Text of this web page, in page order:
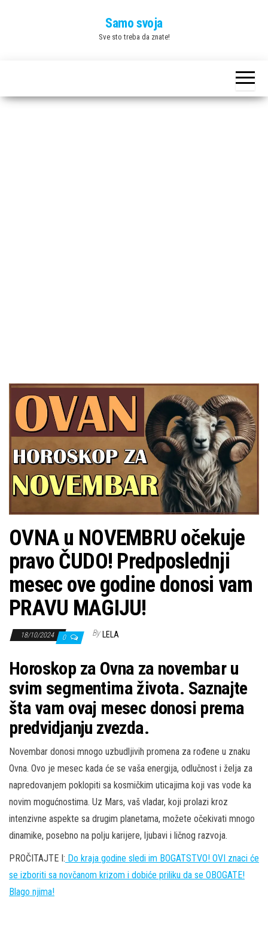
Samo svoja
Sve sto treba da znate!
OVNA u NOVEMBRU očekuje
pravo ČUDO! Predposlednji
mesec ove godine donosi vam
PRAVU MAGIJU!
18/10/2024 0 By LELA
Horoskop za Ovna za novembar u
svim segmentima života. Saznajte
šta vam ovaj mesec donosi prema
predvidjanju zvezda.
Novembar donosi mnogo uzbudljivih promena za rođene u znaku
Ovna. Ovo je mesec kada će se vaša energija, odlučnost i želja za
napredovanjem poklopiti sa kosmičkim uticajima koji vas vode ka
novim mogućnostima. Uz Mars, vaš vladar, koji prolazi kroz
intenzivne aspekte sa drugim planetama, možete očekivati mnogo
dinamike, posebno na polju karijere, ljubavi i ličnog razvoja.
PROČITAJTE I: Do kraja godine sledi im BOGATSTVO! OVI znaci će
se izboriti sa novčanom krizom i dobiće priliku da se OBOGATE!
Blago njima!